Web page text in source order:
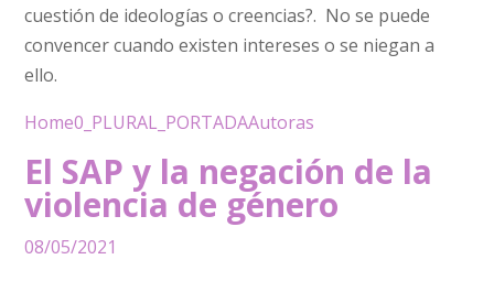
cuestión de ideologías o creencias?. No se puede
convencer cuando existen intereses o se niegan a
ello.
Home0_PLURAL_PORTADAAutoras
El SAP y la negación de la
violencia de género
08/05/2021